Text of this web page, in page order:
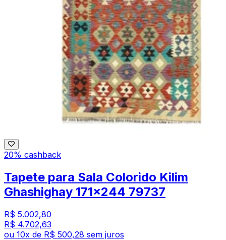
20% cashback
Tapete para Sala Colorido Kilim
Ghashighay 171x244 79737
R$ 5.002,80
R$ 4.702,63
ou 10x de R$ 500,28 sem juros